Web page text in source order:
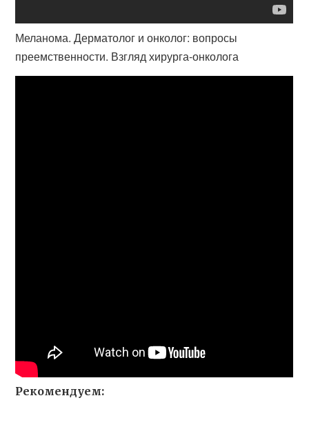
Меланома. Дерматолог и онколог: вопросы
преемственности. Взгляд хирурга-онколога
Рекомендуем: